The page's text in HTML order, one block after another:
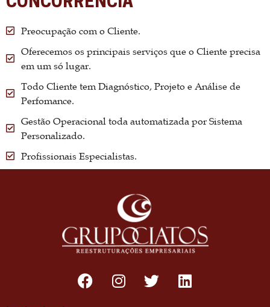
Preocupação com o Cliente.
Oferecemos os principais serviços que o Cliente precisa
em um só lugar.
Todo Cliente tem Diagnóstico, Projeto e Análise de
Perfomance.
Gestão Operacional toda automatizada por Sistema
Personalizado.
Profissionais Especialistas.